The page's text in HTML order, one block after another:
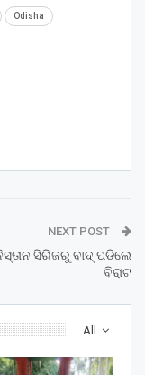
Odisha
NEXT POST
ସିରିଜରୁ ବାଦ୍‌ ପଡିଲେ
ବିରାଟ
All